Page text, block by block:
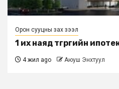
Орон сууцны зах зээл
1 их наяд төгрөгийн
4 жил ago Аюуш Энхтуул